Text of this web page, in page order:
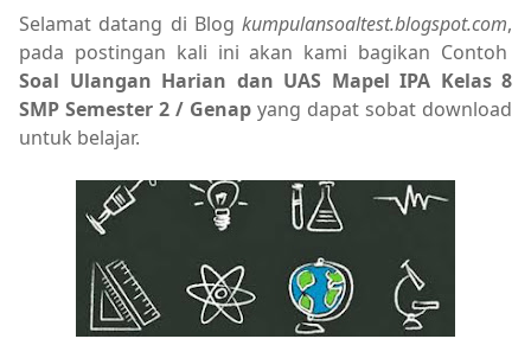
Selamat datang di Blog kumpulansoaltest.blogspot.com,
pada postingan kali ini akan kami bagikan Contoh
Soal Ulangan Harian dan UAS Mapel IPA Kelas 8
SMP Semester 2 / Genap yang dapat sobat download
untuk belajar.